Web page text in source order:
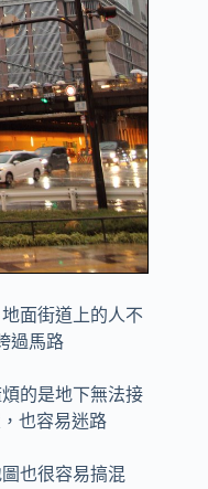
面街道上的人不
過馬路
的是地下無法接
也容易迷路
也很容易搞混